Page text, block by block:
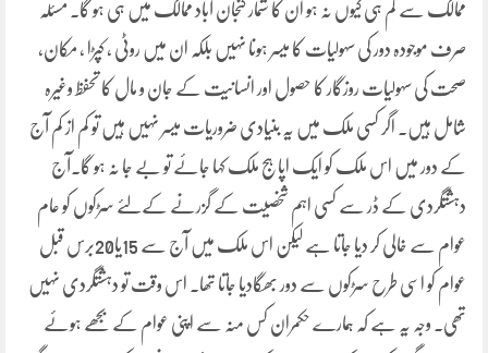
ممالک سے کم ہی کیوں نہ ہو ان کا شمار گنجان آباد ممالک میں ہی ہو گا۔ مسئلہ
صرف موجودہ دور کی سہولیات کا میسر ہونا نہیں بلکہ ان میں روٹی ، کپڑا ، مکان،
صحت کی سہولیات روزگار کا حصول اور انسانیت کے جان و مال کا تحفظ وغیرہ
شامل ہیں۔ اگر کسی ملک میں یہ بنیادی ضروریات میسر نہیں ہیں تو کم از کم آج
کے دور میں اس ملک کو ایک اپاہج ملک کہا جائے تو بے جا نہ ہو گا۔آج
دہشتگردی کے ڈر سے کسی اہم شخصیت کے گزرنے کےلئے سڑکوں کو عام
عوام سے خالی کر دیا جاتا ہے لیکن اس ملک میں آج سے 15یا20برس قبل
عوام کو اسی طرح سڑکوں سے دور بھگادیا جاتا تھا۔ اس وقت تو دہشتگردی نہیں
تھی۔ وجہ یہ ہے کہ ہمارے حکمران کس منہ سے اپنی عوام کے بجھے ہوئے